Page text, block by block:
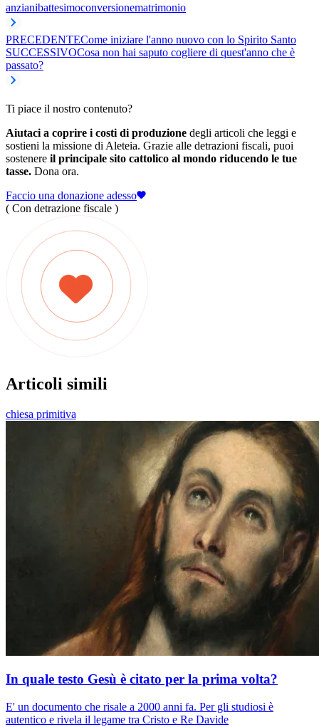
anzianibattesimoconversionematrimonio
PRECEDENTECome iniziare l'anno nuovo con lo Spirito Santo
SUCCESSIVOCosa non hai saputo cogliere di quest'anno che è
passato?
Ti piace il nostro contenuto?
Aiutaci a coprire i costi di produzione degli articoli che leggi e
sostieni la missione di Aleteia. Grazie alle detrazioni fiscali, puoi
sostenere il principale sito cattolico al mondo riducendo le tue
tasse. Dona ora.
Faccio una donazione adesso
( Con detrazione fiscale )
Articoli simili
chiesa primitiva
In quale testo Gesù è citato per la prima volta?
E' un documento che risale a 2000 anni fa. Per gli studiosi è
autentico e rivela il legame tra Cristo e Re Davide